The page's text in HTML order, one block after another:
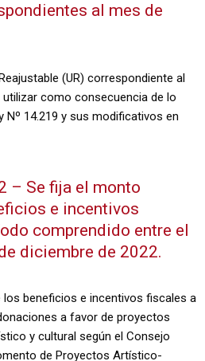
al mes de
(UR) correspondiente al
como consecuencia de lo
Nº 14.219 y sus modificativos en
– Se fija el monto
e incentivos
comprendido entre el
diciembre de 2022.
beneficios e incentivos fiscales a
a favor de proyectos
y cultural según el Consejo
de Proyectos Artístico-